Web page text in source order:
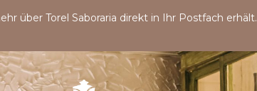
über Torel Saboraria direkt in Ihr Postfach erhält.